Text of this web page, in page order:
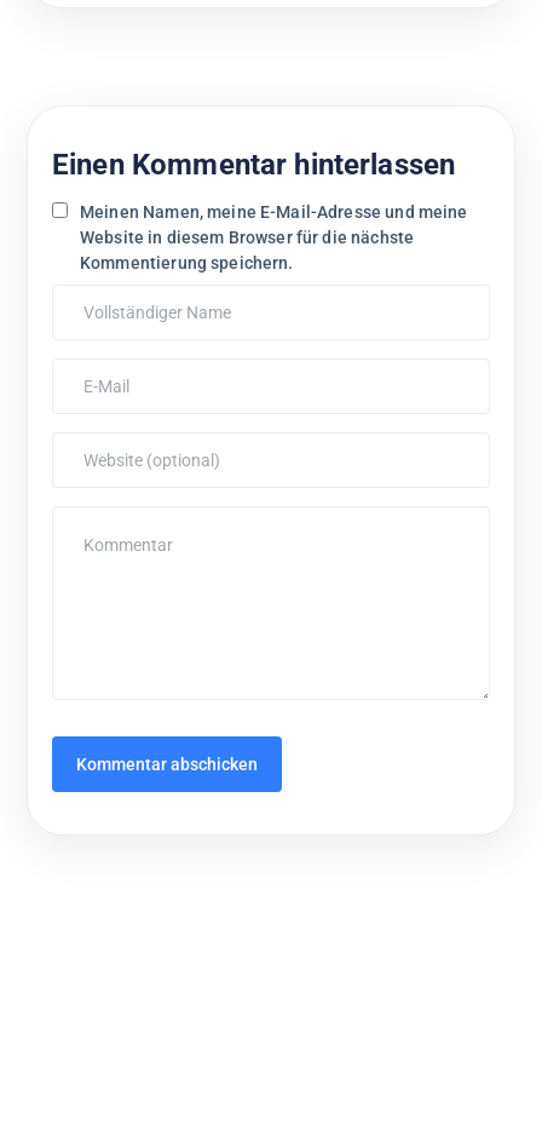
Einen Kommentar hinterlassen
Meinen Namen, meine E-Mail-Adresse und meine
Website in diesem Browser für die nächste
Kommentierung speichern.